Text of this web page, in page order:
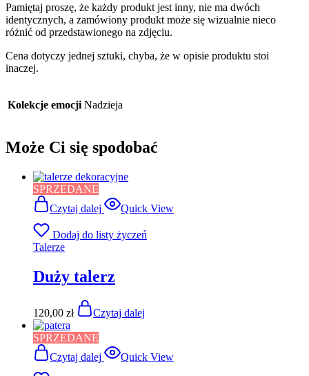
Pamiętaj proszę, że każdy produkt jest inny, nie ma dwóch
identycznych, a zamówiony produkt może się wizualnie nieco
różnić od przedstawionego na zdjęciu.
Cena dotyczy jednej sztuki, chyba, że w opisie produktu stoi
inaczej.
Kolekcje emocji Nadzieja
Może Ci się spodobać
SPRZEDANE
Czytaj dalej
Quick View
Dodaj do listy życzeń
Talerze
Duży talerz
120,00 zł Czytaj dalej
SPRZEDANE
Czytaj dalej
Quick View